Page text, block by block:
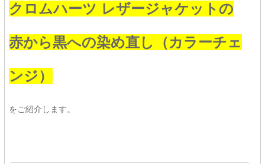
クロムハーツ レザージャケットの
赤から黒への染め直し（カラーチェ
ンジ）
をご紹介します。